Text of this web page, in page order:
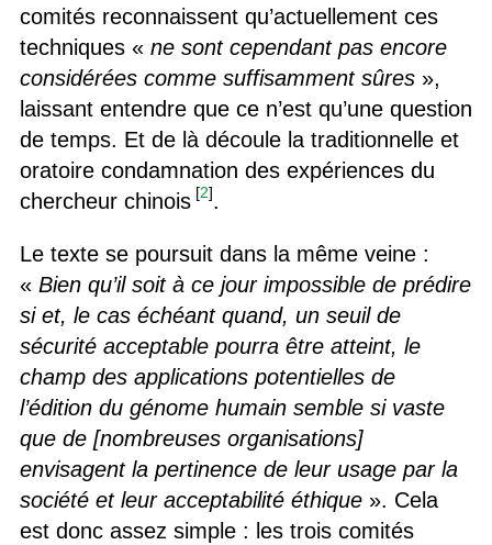
comités reconnaissent qu’actuellement ces
techniques « ne sont cependant pas encore
considérées comme suffisamment sûres»,
laissant entendre que ce n’est qu’une question
de temps. Et de là découle la traditionnelle et
oratoire condamnation des expériences du
chercheur chinois [2].
Le texte se poursuit dans la même veine :
« Bien qu’il soit à ce jour impossible de prédire
si et, le cas échéant quand, un seuil de
sécurité acceptable pourra être atteint, le
champ des applications potentielles de
l’édition du génome humain semble si vaste
que de [nombreuses organisations]
envisagent la pertinence de leur usage par la
société et leur acceptabilité éthique». Cela
est donc assez simple : les trois comités